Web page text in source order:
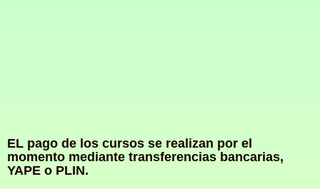
EL pago de los cursos se realizan por el
momento mediante transferencias bancarias,
YAPE o PLIN.